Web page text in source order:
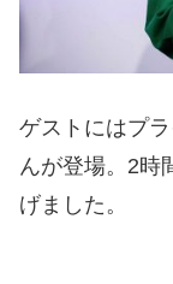
ゲストにはプ
んが登場。2時
げました。